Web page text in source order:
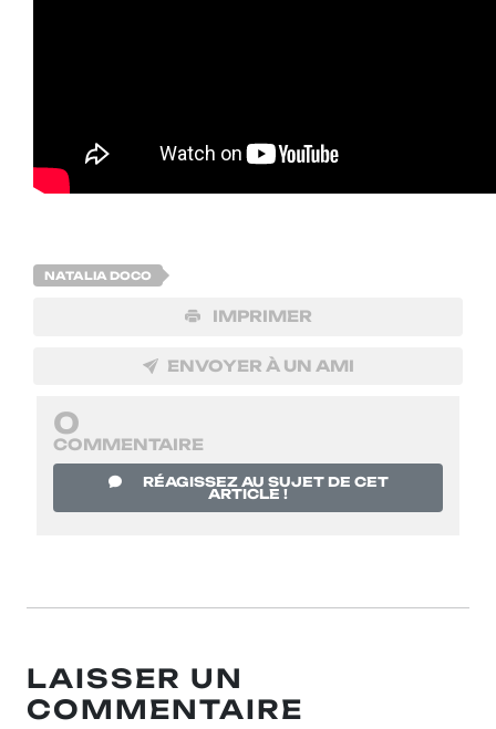
NATALIA DOCO
IMPRIMER
ENVOYER À UN AMI
0
COMMENTAIRE
RÉAGISSEZ AU SUJET DE CET
ARTICLE !
LAISSER UN
COMMENTAIRE